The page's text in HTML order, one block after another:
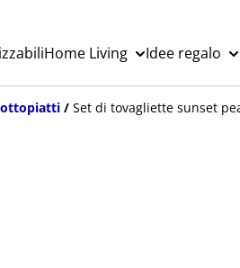
Home Living Idee regalo
/ Set di tovagliette sunset